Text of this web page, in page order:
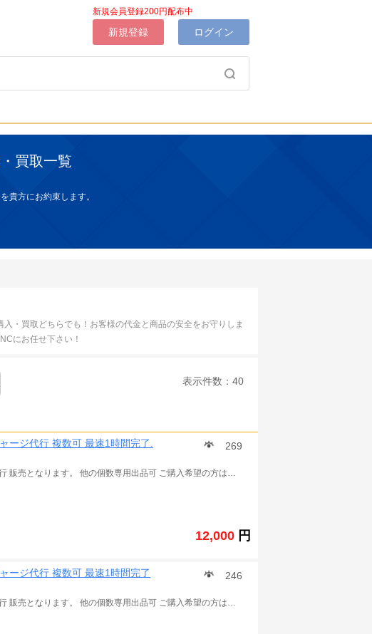
新規会員登録200円配布中
新規登録 ログイン
買取一覧
貴方にお約束します。
・買取どちらでも！お客様の代金と商品の安全をお守りしま
にお任せ下さい！
表示件数：40
269
ージ代行 複数可 最速1時間完了.
※この商品は 城とドラゴン の課金チャージ代行 販売となります。 他の個数専用出品可 ご購入希望の方は質問に進み一度ご連絡ください。 ※ご入金後、以下の情報をご連絡ください。 引継コード： パスワード： ユーザ名： レベル： ID： 手持ちのルビー 数： 通常は1～3 時間以内作業完了できます。 作業の状況によって、少し遅延可能性もあります。予めご了承ください。 ★こちらは仲介業者で、チャージのソースは確定できませんため、取引後BAN、警告、回収などを受けた場合にも当方は責任を取りません。そのリスクを承知の上ご利用でお願いいたします。また、トラブル回避の為、取引完了後お早めにPASSの変更をよろしくお願いします。 ご利用をお待ちいたしております。 .
12,000 円
246
ージ代行 複数可 最速1時間完了
※この商品は 城とドラゴン の課金チャージ代行 販売となります。 他の個数専用出品可 ご購入希望の方は質問に進み一度ご連絡ください。 ※ご入金後、以下の情報をご連絡ください。 引継コード： パスワード： ユーザ名： レベル： ID： 手持ちのルビー 数： 通常は1～3 時間以内作業完了できます。 作業の状況によって、少し遅延可能性もあります。予めご了承ください。 ★こちらは仲介業者で、チャージのソースは確定できませんため、取引後BAN、警告、回収などを受けた場合にも当方は責任を取りません。そのリスクを承知の上ご利用でお願いいたします。また、トラブル回避の為、取引完了後お早めにPASSの変更をよろしくお願いします。 ご利用をお待ちいたしております。 .